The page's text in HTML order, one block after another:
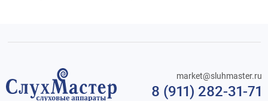
8 (911) 282-31-71
market@sluhmaster.ru